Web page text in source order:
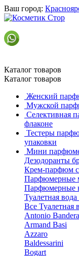
Ваш город:
Каталог товаров
Каталог товаров
Женский
Мужской
Селективная
флаконе
Тестеры
упаковки
Мини
Дезодоранты
Крем-парфюм
Парфюмерные
Парфюмерные
Туалетная
Все Туалетная
Antonio
Armand Basi
Azzaro
Baldessarini
Bogart